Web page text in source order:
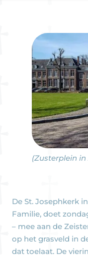
(Zusterplein in
De St. Josephkerk
Familie, doet
– mee aan de
op het grasveld in
dat toelaat. De